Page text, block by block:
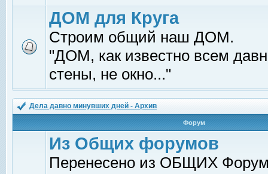
ДОМ для Круга
Строим общий наш ДОМ.
"ДОМ, как известно всем
стены, не окно..."
Дела давно минувших дней - Архив
Форум
Из Общих форумов
Перенесено из ОБЩИХ